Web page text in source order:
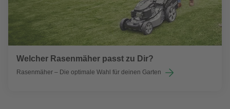
Welcher Rasenmäher passt zu Dir?
Rasenmäher – Die optimale Wahl für deinen Garten